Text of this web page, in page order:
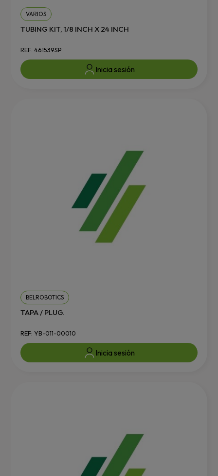
VARIOS
TUBING KIT, 1/8 INCH X 24 INCH
REF: 461539SP
Inicia sesión
BELROBOTICS
TAPA / PLUG.
REF: YB-011-00010
Inicia sesión